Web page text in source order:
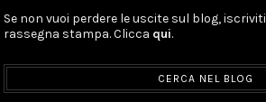
Se non vuoi perdere le uscite sul blog, iscriviti
rassegna stampa. Clicca qui.
CERCA NEL BLOG